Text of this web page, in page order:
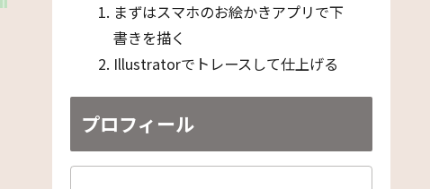
まずはスマホのお絵かきアプリで下
書きを描く
Illustratorでトレースして仕上げる
プロフィール